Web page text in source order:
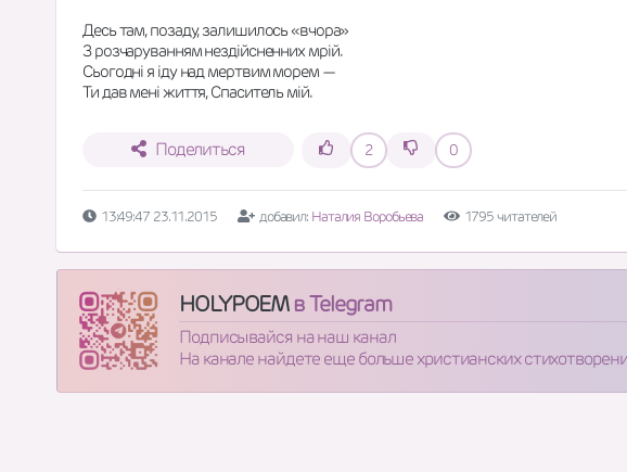
Десь там, позаду, залишилось «вчора»
З розчаруванням нездійсненних мрій.
Сьогодні я іду над мертвим морем —
Ти дав мені життя, Спаситель мій.
Поделиться 2 0
13:49:47 23.11.2015 добавил: Наталия Воробьева 1795 читателей
HOLYPOEMв Telegram
Подписывайся на наш канал
На канале найдете еще больше христианских